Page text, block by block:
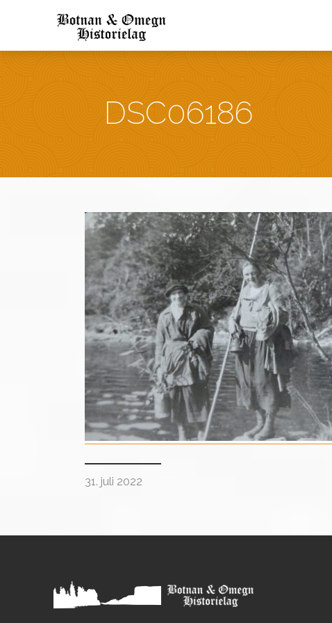
DSC06186
31. juli 2022